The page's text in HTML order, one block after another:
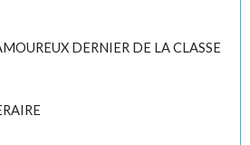
DERNIER DE LA CLASSE